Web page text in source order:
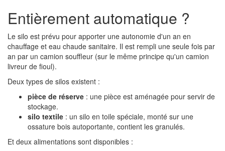
Entièrement automatique ?
Le silo est prévu pour apporter une autonomie d'un an en
chauffage et eau chaude sanitaire. Il est rempli une seule fois par
an par un camion souffleur (sur le même principe qu'un camion
livreur de fioul).
Deux types de silos existent :
pièce de réserve : une pièce est aménagée pour servir de
stockage.
silo textile : un silo en toile spéciale, monté sur une
ossature bois autoportante, contient les granulés.
Et deux alimentations sont disponibles :